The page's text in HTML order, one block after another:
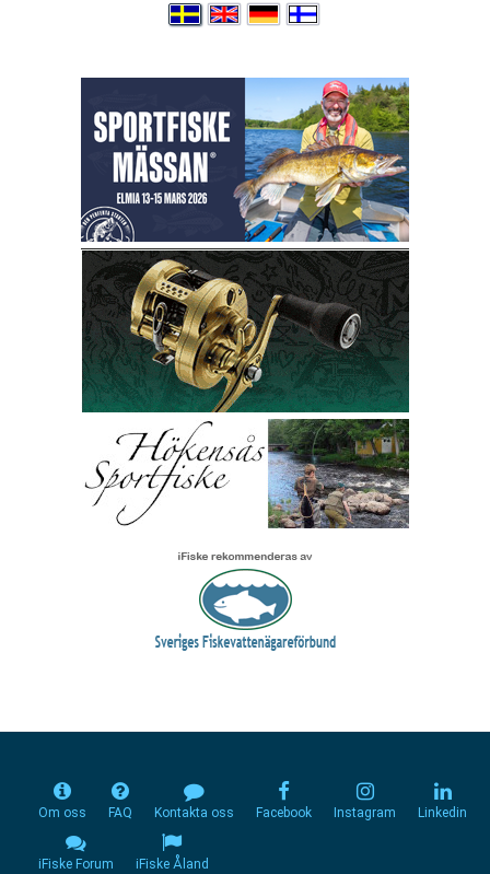
Om oss FAQ Kontakta oss Facebook Instagram Linkedin
iFiske Forum iFiske Åland